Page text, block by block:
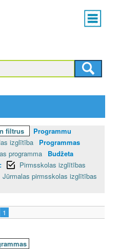
Main
menu
filtrus
Programmu
izglītība
Programmas
programma
Budžeta
Pirmsskolas izglītības
Jūrmalas pirmsskolas izglītības
1